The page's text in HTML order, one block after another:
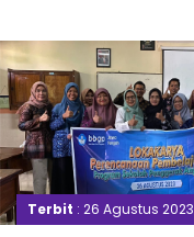
Terbit : 26 Agustus 2023